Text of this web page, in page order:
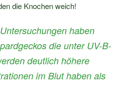
die Knochen weich!
haben
die unter UV-B-
deutlich höhere
im Blut haben als